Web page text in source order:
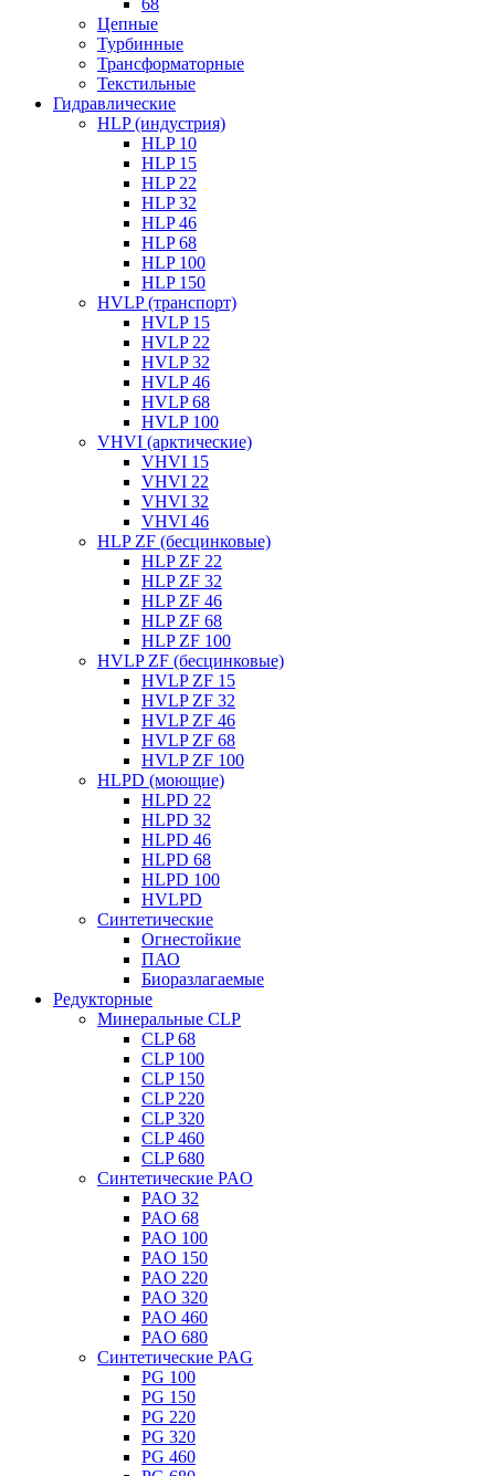
68
Цепные
Турбинные
Трансформаторные
Текстильные
Гидравлические
HLP (индустрия)
HLP 10
HLP 15
HLP 22
HLP 32
HLP 46
HLP 68
HLP 100
HLP 150
HVLP (транспорт)
HVLP 15
HVLP 22
HVLP 32
HVLP 46
HVLP 68
HVLP 100
VHVI (арктические)
VHVI 15
VHVI 22
VHVI 32
VHVI 46
HLP ZF (бесцинковые)
HLP ZF 22
HLP ZF 32
HLP ZF 46
HLP ZF 68
HLP ZF 100
HVLP ZF (бесцинковые)
HVLP ZF 15
HVLP ZF 32
HVLP ZF 46
HVLP ZF 68
HVLP ZF 100
HLPD (моющие)
HLPD 22
HLPD 32
HLPD 46
HLPD 68
HLPD 100
HVLPD
Синтетические
Огнестойкие
ПАО
Биоразлагаемые
Редукторные
Минеральные CLP
CLP 68
CLP 100
CLP 150
CLP 220
CLP 320
CLP 460
CLP 680
Синтетические PAO
PAO 32
PAO 68
PAO 100
PAO 150
PAO 220
PAO 320
PAO 460
PAO 680
Синтетические PAG
PG 100
PG 150
PG 220
PG 320
PG 460